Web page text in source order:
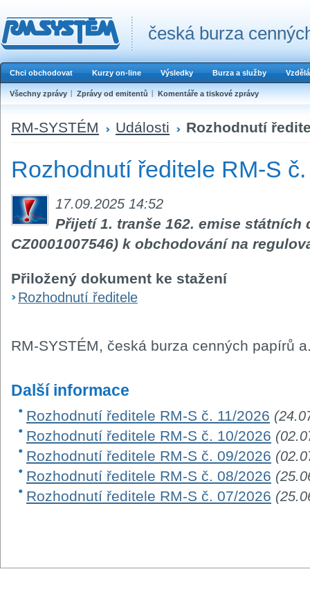
česká burza
Chci obchodovat Kurzy on-line Výsledky Burza a služby
Všechny zprávy Zprávy od emitentů Komentáře a tiskové zprávy
RM-SYSTÉM Události Rozhodnutí
Rozhodnutí ředitele RM-S
17.09.2025 14:52
Přijetí 1. tranše 162. emise státních
CZ0001007546) k obchodování na
Přiložený dokument ke stažení
Rozhodnutí ředitele
RM-SYSTÉM, česká burza cenných papírů
Další informace
Rozhodnutí ředitele RM-S č. 11/2026
Rozhodnutí ředitele RM-S č. 10/2026
Rozhodnutí ředitele RM-S č. 09/2026
Rozhodnutí ředitele RM-S č. 08/2026
Rozhodnutí ředitele RM-S č. 07/2026